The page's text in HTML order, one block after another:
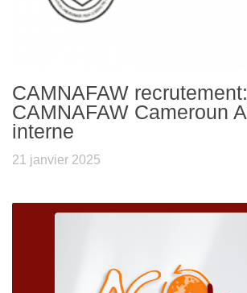
CAMNAFAW recrutement:
CAMNAFAW Cameroun
interne
21 janvier 2025